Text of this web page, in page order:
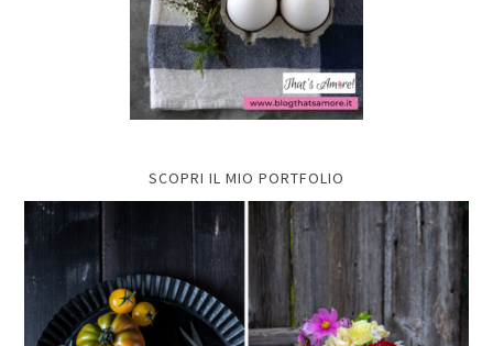
SCOPRI IL MIO PORTFOLIO